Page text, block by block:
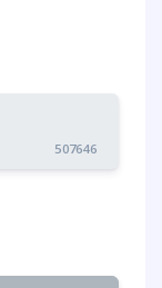
507646